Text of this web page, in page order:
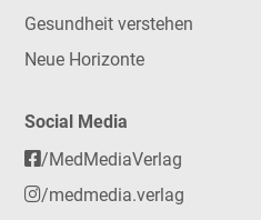
Gesundheit verstehen
Neue Horizonte
Social Media
/MedMediaVerlag
/medmedia.verlag